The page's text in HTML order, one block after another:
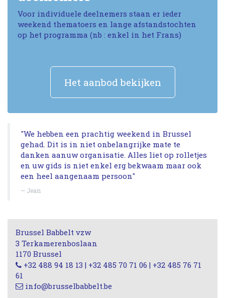
Voor individuele deelnemers staan er ieder
weekend thematoers en lange afstandstochten
op het programma (nb : enkel in het Frans)
Het aanbod bekijken
"We hebben een prachtig weekend in Brussel
gehad. Dit is in niet onbelangrijke mate te
danken aanuw organisatie. Alles liet op rolletjes
en uw gids is niet enkel erg bekwaam maar ook
een heel aangenaam persoon"
Jean
Brussel Babbelt vzw
3 Terkamerenboslaan
1170 Brussel
+32 488 94 18 13 | +32 485 70 71 06 | +32 485 76 71
61
info@brusselbabbelt.be